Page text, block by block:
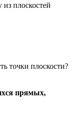
плоскостей
точки плоскости?
прямых,